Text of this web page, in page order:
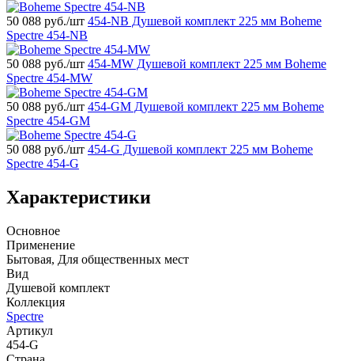
50 088 руб./шт 454-NB Душевой комплект 225 мм Boheme
Spectre 454-NB
50 088 руб./шт 454-MW Душевой комплект 225 мм Boheme
Spectre 454-MW
50 088 руб./шт 454-GM Душевой комплект 225 мм Boheme
Spectre 454-GM
50 088 руб./шт 454-G Душевой комплект 225 мм Boheme
Spectre 454-G
Характеристики
Основное
Применение
Бытовая, Для общественных мест
Вид
Душевой комплект
Коллекция
Spectre
Артикул
454-G